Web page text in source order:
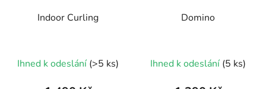
Indoor Curling
Ihned k odeslání (>5 ks)
Domino
hodnocení
produktu
Ihned k odeslání (5 ks)